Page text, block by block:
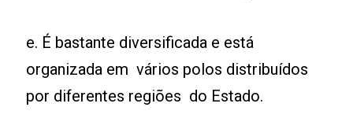
e. É bastante diversificada e está
organizada em vários polos distribuídos
por diferentes regiões do Estado.